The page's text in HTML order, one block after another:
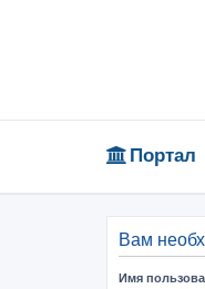
Портал
Вам
Имя